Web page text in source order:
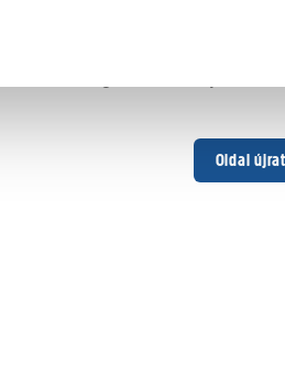
Oldal